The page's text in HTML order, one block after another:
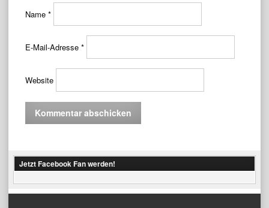
Name *
E-Mail-Adresse *
Website
Jetzt Facebook Fan werden!